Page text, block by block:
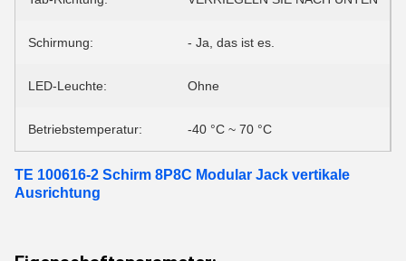
Schirmung: - Ja, das ist es.
LED-Leuchte: Ohne
Betriebstemperatur: -40 °C ~ 70 °C
TE 100616-2 Schirm 8P8C Modular Jack vertikale
Ausrichtung